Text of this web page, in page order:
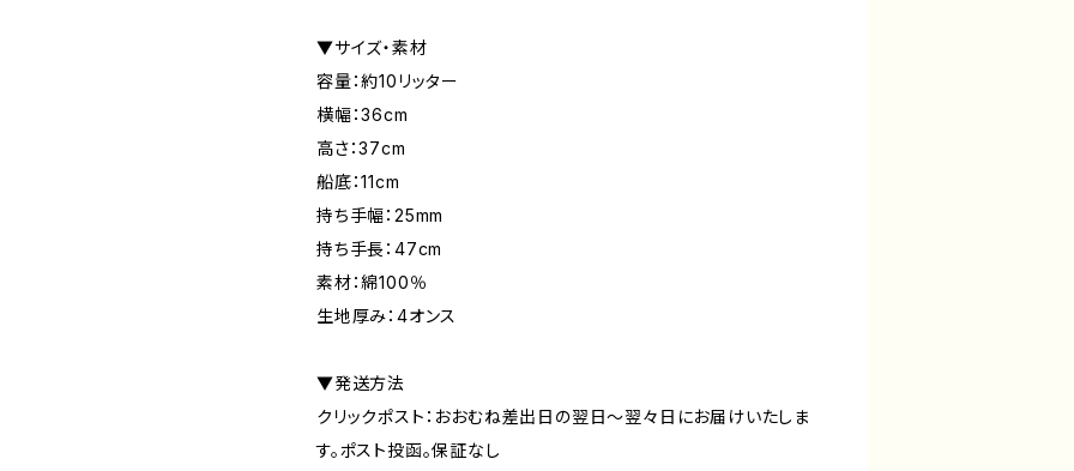
▼サイズ・素材
容量：約10リッター
横幅：36cm
高さ：37cm
船底：11cm
持ち手幅：25mm
持ち手長：47cm
素材：綿100％
生地厚み：4オンス
▼発送方法
クリックポスト：おおむね差出日の翌日〜翌々日にお届けいたしま
す。ポスト投函。保証なし